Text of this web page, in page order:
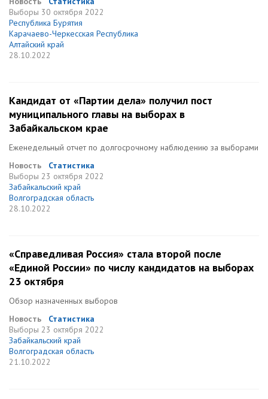
Выборы 30 октября 2022
Республика Бурятия
Карачаево-Черкесская Республика
Алтайский край
28.10.2022
Кандидат от «Партии дела» получил пост
муниципального главы на выборах в
Забайкальском крае
Еженедельный отчет по долгосрочному наблюдению за выборами
Новость
Статистика
Выборы 23 октября 2022
Забайкальский край
Волгоградская область
28.10.2022
«Справедливая Россия» стала второй после
«Единой России» по числу кандидатов на выборах
23 октября
Обзор назначенных выборов
Новость
Статистика
Выборы 23 октября 2022
Забайкальский край
Волгоградская область
21.10.2022